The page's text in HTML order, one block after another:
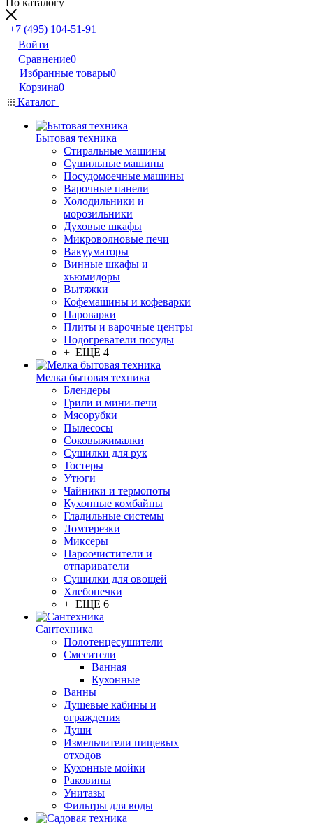
По каталогу
+7 (495) 104-51-91
Войти
Сравнение0
Избранные товары0
Корзина0
Каталог
Бытовая техника
Стиральные машины
Сушильные машины
Посудомоечные машины
Варочные панели
Холодильники и
морозильники
Духовые шкафы
Микроволновые печи
Вакууматоры
Винные шкафы и
хьюмидоры
Вытяжки
Кофемашины и кофеварки
Пароварки
Плиты и варочные центры
Подогреватели посуды
+ ЕЩЕ 4
Мелка бытовая техника
Блендеры
Грили и мини-печи
Мясорубки
Пылесосы
Соковыжималки
Сушилки для рук
Тостеры
Утюги
Чайники и термопоты
Кухонные комбайны
Гладильные системы
Ломтерезки
Миксеры
Пароочистители и
отпариватели
Сушилки для овощей
Хлебопечки
+ ЕЩЕ 6
Сантехника
Полотенцесушители
Смесители
Ванная
Кухонные
Ванны
Душевые кабины и
ограждения
Души
Измельчители пищевых
отходов
Кухонные мойки
Раковины
Унитазы
Фильтры для воды